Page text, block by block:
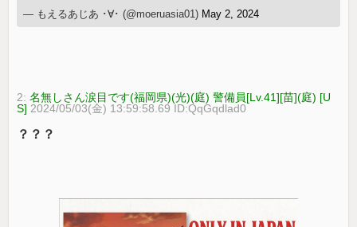
— もえるあじあ ･∀･ (@moeruasia01) May 2, 2024
2:名無しさん涙目です(福岡県)(光)(庭) 警備員[Lv.41][苗](庭) [U
S] 2024/05/03(金) 13:59:58.69 ID:QqGqdlad0
？？？